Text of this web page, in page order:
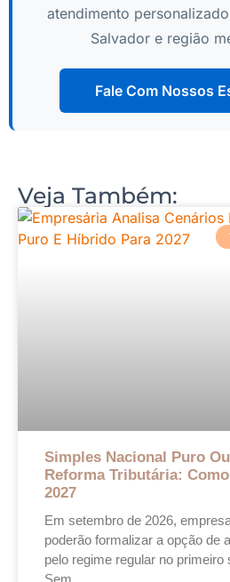
atendimento
Salvador e região
Fale Com Nossos
Veja Também:
Simples Nacional Puro
Reforma Tributária:
2027
Em setembro de 2026,
poderão formalizar a opção de
pelo regime regular no primeiro